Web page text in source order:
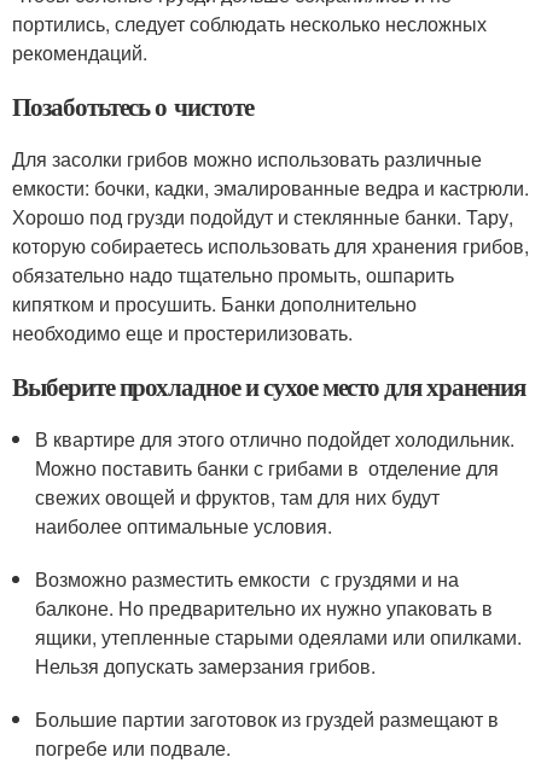
портились, следует соблюдать несколько несложных
рекомендаций.
Позаботьтесь о чистоте
Для засолки грибов можно использовать различные
емкости: бочки, кадки, эмалированные ведра и кастрюли.
Хорошо под грузди подойдут и стеклянные банки. Тару,
которую собираетесь использовать для хранения грибов,
обязательно надо тщательно промыть, ошпарить
кипятком и просушить. Банки дополнительно
необходимо еще и простерилизовать.
Выберите прохладное и сухое место для хранения
В квартире для этого отлично подойдет холодильник.
Можно поставить банки с грибами в отделение для
свежих овощей и фруктов, там для них будут
наиболее оптимальные условия.
Возможно разместить емкости с груздями и на
балконе. Но предварительно их нужно упаковать в
ящики, утепленные старыми одеялами или опилками.
Нельзя допускать замерзания грибов.
Большие партии заготовок из груздей размещают в
погребе или подвале.